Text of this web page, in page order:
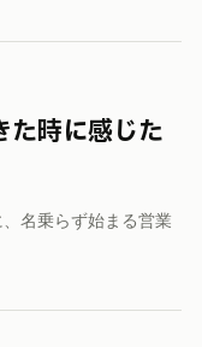
名乗らず始まる営業